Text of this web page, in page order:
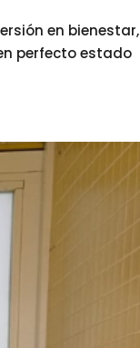
en bienestar,
perfecto estado